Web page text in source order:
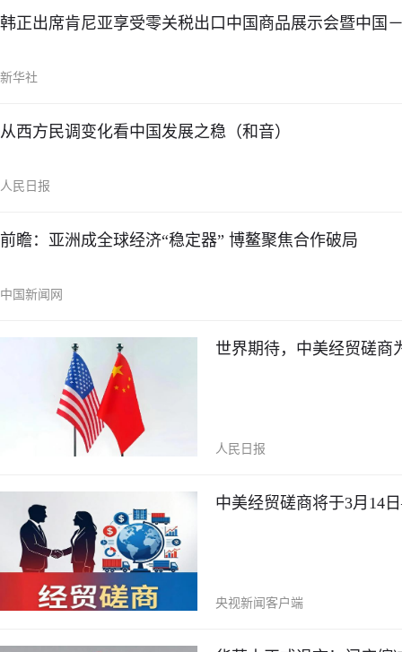
韩正出席肯尼亚享受零关税出口中国商品展示会暨中国
新华社
从西方民调变化看中国发展之稳（和音）
人民日报
前瞻：亚洲成全球经济“稳定器” 博鳌聚焦合作破局
中国新闻网
世界期待，中美经贸磋商
人民日报
中美经贸磋商将于3月14
央视新闻客户端